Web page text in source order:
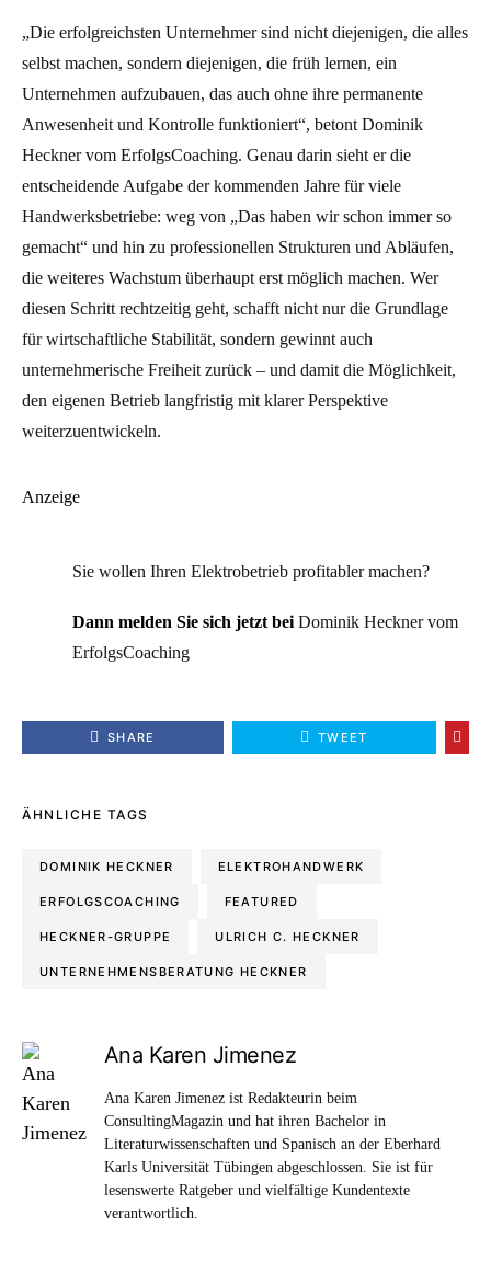
„Die erfolgreichsten Unternehmer sind nicht diejenigen, die alles
selbst machen, sondern diejenigen, die früh lernen, ein
Unternehmen aufzubauen, das auch ohne ihre permanente
Anwesenheit und Kontrolle funktioniert“, betont Dominik
Heckner vom ErfolgsCoaching. Genau darin sieht er die
entscheidende Aufgabe der kommenden Jahre für viele
Handwerksbetriebe: weg von „Das haben wir schon immer so
gemacht“ und hin zu professionellen Strukturen und Abläufen,
die weiteres Wachstum überhaupt erst möglich machen. Wer
diesen Schritt rechtzeitig geht, schafft nicht nur die Grundlage
für wirtschaftliche Stabilität, sondern gewinnt auch
unternehmerische Freiheit zurück – und damit die Möglichkeit,
den eigenen Betrieb langfristig mit klarer Perspektive
weiterzuentwickeln.
Anzeige
Sie wollen Ihren Elektrobetrieb profitabler machen?
Dann melden Sie sich jetzt bei Dominik Heckner vom
ErfolgsCoaching
SHARE TWEET
ÄHNLICHE TAGS
DOMINIK HECKNER ELEKTROHANDWERK
ERFOLGSCOACHING FEATURED
HECKNER-GRUPPE ULRICH C. HECKNER
UNTERNEHMENSBERATUNG HECKNER
Ana Karen Jimenez
Ana Karen Jimenez ist Redakteurin beim
ConsultingMagazin und hat ihren Bachelor in
Literaturwissenschaften und Spanisch an der Eberhard
Karls Universität Tübingen abgeschlossen. Sie ist für
lesenswerte Ratgeber und vielfältige Kundentexte
verantwortlich.